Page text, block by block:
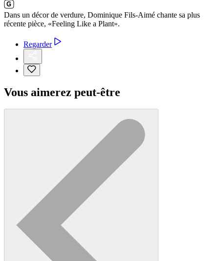
Dans un décor de verdure, Dominique Fils-Aimé chante sa plus
récente pièce, «Feeling Like a Plant».
Regarder
Vous aimerez peut-être